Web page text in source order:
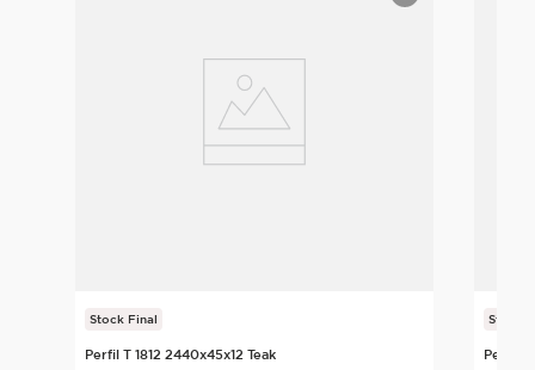
Stock Final
Perfil T 1812 2440x45x12 Teak
Stock
Perfil T